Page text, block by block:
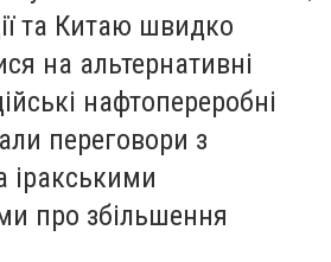
та Китаю швидко
на альтернативні
нафтопереробні
переговори з
іракськими
про збільшення